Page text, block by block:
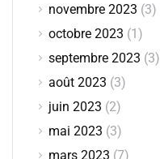
novembre 2023 (3)
octobre 2023 (1)
septembre 2023 (3)
août 2023 (3)
juin 2023 (2)
mai 2023 (3)
mars 2023 (7)